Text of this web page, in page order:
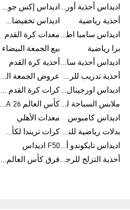
اديداس أحذية أورجينالز
اديداس إكس جود بيلينغهام
أحذية رياضية
اديداس تخفيضات للأطفال
اديداس سامبا اطفالمعدات كرة القدم
برا رياضية
بيع الجمعة البيضاء
اديداس أحذية سامبا للنساء أحذية كرة القدم
أحذية تدريب للرجال
عروض الجمعة البيضاء للرجال
اديداس اورجينال ملابس
كرات كرة القدم للرجال
ملابس السباحة للرجال
كأس العالم FIFA 26™
اديداس كامبوس
معدات الأهلي
بدلات رياضية للنساء
كرات تريندا لكأس العالم FIFA 26™
اديداس تايكوندو أورجنالزF50 اديداس
أحذية التزلج للرجال
فرق كأس العالم FIFA 26™